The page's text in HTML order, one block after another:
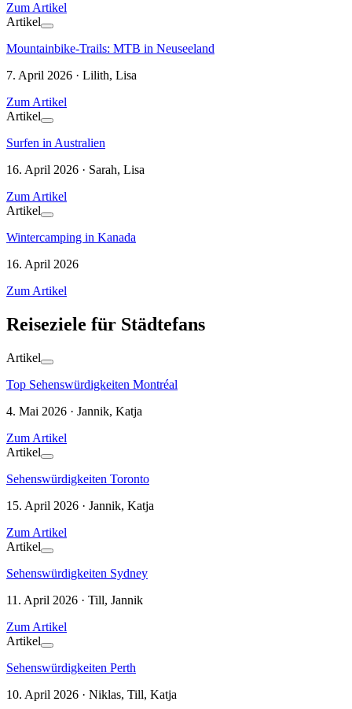
Zum Artikel
Artikel
Mountainbike-Trails: MTB in Neuseeland
7. April 2026 · Lilith, Lisa
Zum Artikel
Artikel
Surfen in Australien
16. April 2026 · Sarah, Lisa
Zum Artikel
Artikel
Wintercamping in Kanada
16. April 2026
Zum Artikel
Reiseziele für Städtefans
Artikel
Top Sehenswürdigkeiten Montréal
4. Mai 2026 · Jannik, Katja
Zum Artikel
Artikel
Sehenswürdigkeiten Toronto
15. April 2026 · Jannik, Katja
Zum Artikel
Artikel
Sehenswürdigkeiten Sydney
11. April 2026 · Till, Jannik
Zum Artikel
Artikel
Sehenswürdigkeiten Perth
10. April 2026 · Niklas, Till, Katja